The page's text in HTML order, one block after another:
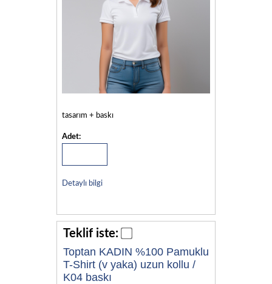
tasarım + baskı
Adet:
Detaylı bilgi
Teklif iste:
Toptan KADIN %100 Pamuklu
T-Shirt (v yaka) uzun kollu /
K04 baskı